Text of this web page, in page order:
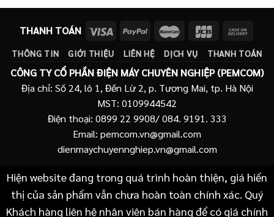
THANH TOÁN
THÔNG TIN GIỚI THIỆU LIÊN HỆ DỊCH VỤ THANH TOÁN
CÔNG TY CỔ PHẦN ĐIỆN MÁY CHUYÊN NGHIỆP (PEMCOM)
Địa chỉ: Số 24, lô 1, Đền Lừ 2, p. Tương Mai, tp. Hà Nội
MST: 0109944542
Điện thoại: 0899 22 9908/ 084. 9191. 333
Email: pemcom.vn@gmail.com
dienmaychuyennghiep.vn@gmail.com
Hiện website đang trong quá trình hoàn thiện, giá hiển
thị của sản phẩm vẫn chưa hoàn toàn chính xác. Quý
Khách hàng liên hệ nhân viên bán hàng để có giá chính